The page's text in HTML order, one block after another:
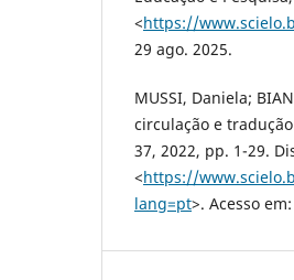
<https://
29 ago. 2025.
MUSSI, Daniela;
circulação e
37, 2022, pp. 1-29.
<https://
lang=pt>. Acesso